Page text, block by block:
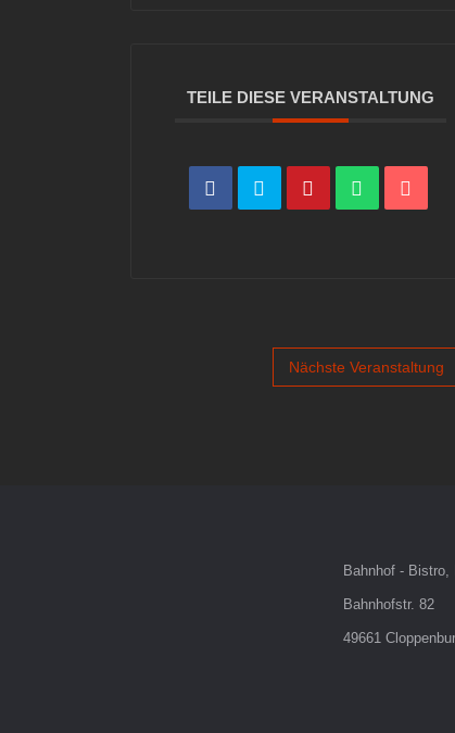
TEILE DIESE VERANSTALTUNG
Nächste Veranstaltung
Bahnhof - Bistro,
Bahnhofstr. 82
49661